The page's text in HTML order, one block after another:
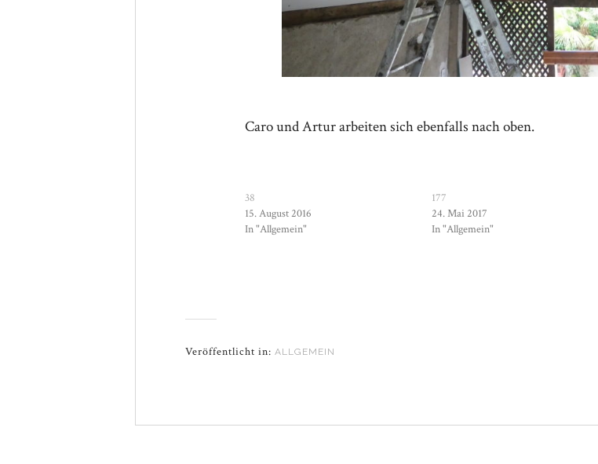
Caro und Artur arbeiten sich ebenfalls nach oben.
38
15. August 2016
In "Allgemein"
177
24. Mai 2017
In "Allgemein"
Veröffentlicht in:ALLGEMEIN